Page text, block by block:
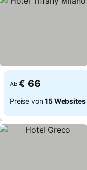
Ab € 66
Preise von 15 Websites